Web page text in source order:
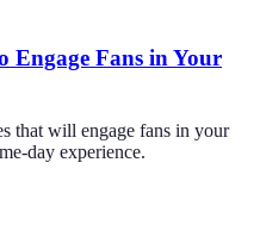
Engage Fans in Your
that will engage fans in your
day experience.